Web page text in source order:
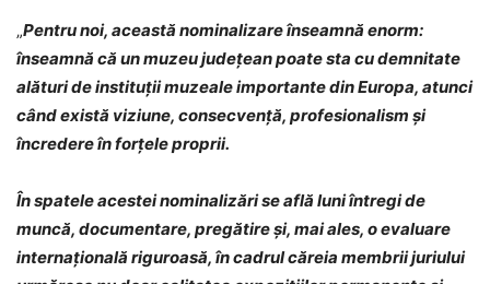
„Pentru noi, această nominalizare înseamnă enorm:
înseamnă că un muzeu județean poate sta cu demnitate
alături de instituții muzeale importante din Europa, atunci
când există viziune, consecvență, profesionalism și
încredere în forțele proprii.
În spatele acestei nominalizări se află luni întregi de
muncă, documentare, pregătire și, mai ales, o evaluare
internațională riguroasă, în cadrul căreia membrii juriului